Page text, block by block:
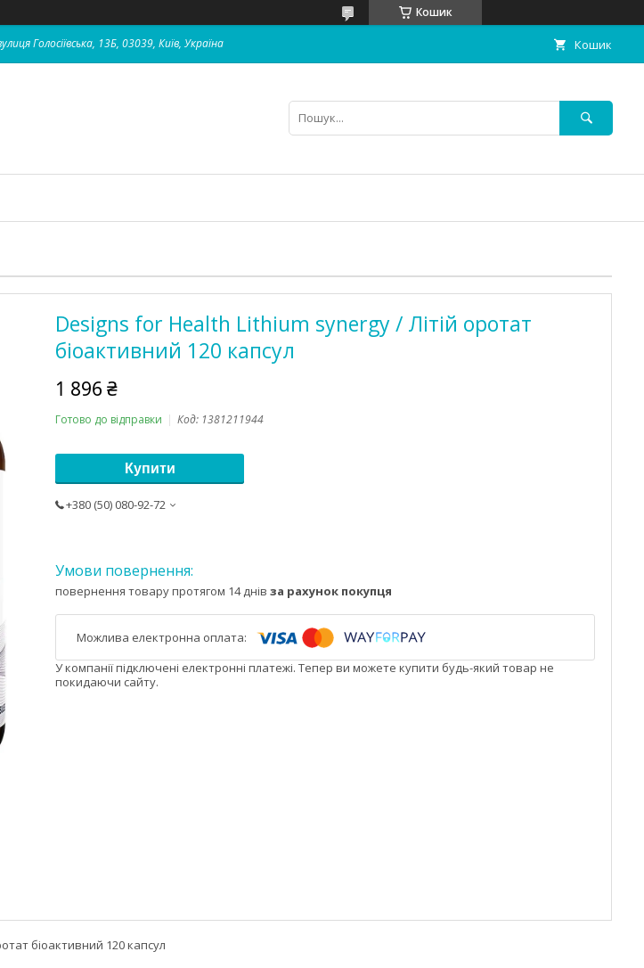
Кошик
Голосіївська, 13Б, 03039, Київ, Україна Кошик
Designs for Health Lithium synergy / Літій оротат
біоактивний 120 капсул
1 896 ₴
Готово до відправки Код: 1381211944
Купити
+380 (50) 080-92-72
повернення товару протягом 14 днів за рахунок покупця
У компанії підключені електронні платежі. Тепер ви можете купити будь-який товар не
покидаючи сайту.
біоактивний 120 капсул